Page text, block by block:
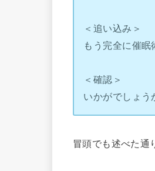
＜追い込み＞
もう完全に催眠
＜確認＞
いかがでしょう
冒頭でも述べた通